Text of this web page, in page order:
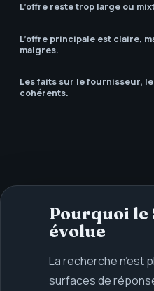
L’offre reste trop large ou
L’offre principale est claire,
maigres.
Les faits sur le fournisseur,
cohérents.
Pourquoi le
évolue
La recherche n’est
surfaces de